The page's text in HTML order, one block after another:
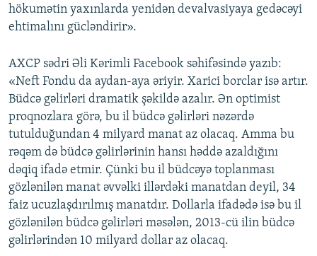
hökumətin yaxınlarda yenidən devalvasiyaya gedəcəyi
ehtimalını gücləndirir».
AXCP sədri Əli Kərimli Facebook səhifəsində yazıb:
«Neft Fondu da aydan-aya əriyir. Xarici borclar isə artır.
Büdcə gəlirləri dramatik şəkildə azalır. Ən optimist
proqnozlara görə, bu il büdcə gəlirləri nəzərdə
tutulduğundan 4 milyard manat az olacaq. Amma bu
rəqəm də büdcə gəlirlərinin hansı həddə azaldığını
dəqiq ifadə etmir. Çünki bu il büdcəyə toplanması
gözlənilən manat əvvəlki illərdəki manatdan deyil, 34
faiz ucuzlaşdırılmış manatdır. Dollarla ifadədə isə bu il
gözlənilən büdcə gəlirləri məsələn, 2013-cü ilin büdcə
gəlirlərindən 10 milyard dollar az olacaq.